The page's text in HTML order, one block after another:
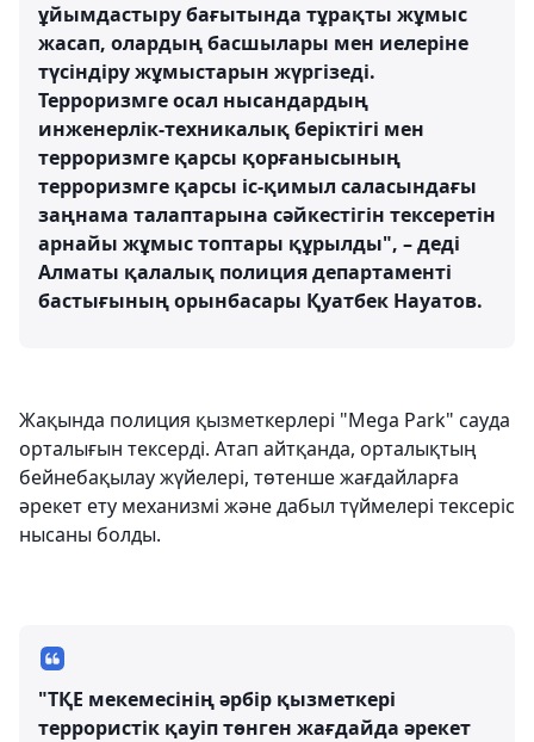
ұйымдастыру бағытында тұрақты жұмыс
жасап, олардың басшылары мен иелеріне
түсіндіру жұмыстарын жүргізеді.
Терроризмге осал нысандардың
инженерлік-техникалық беріктігі мен
терроризмге қарсы қорғанысының
терроризмге қарсы іс-қимыл саласындағы
заңнама талаптарына сәйкестігін тексеретін
арнайы жұмыс топтары құрылды", – деді
Алматы қалалық полиция департаменті
бастығының орынбасары Қуатбек Науатов.
Жақында полиция қызметкерлері "Mega Park" сауда
орталығын тексерді. Атап айтқанда, орталықтың
бейнебақылау жүйелері, төтенше жағдайларға
әрекет ету механизмі және дабыл түймелері тексеріс
нысаны болды.
"ТҚЕ мекемесінің әрбір қызметкері
террористік қауіп төнген жағдайда әрекет